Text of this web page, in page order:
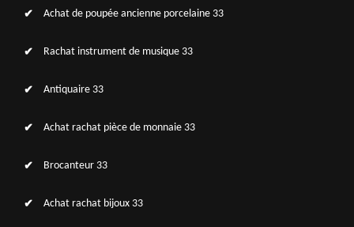
Achat de poupée ancienne porcelaine 33
Rachat instrument de musique 33
Antiquaire 33
Achat rachat pièce de monnaie 33
Brocanteur 33
Achat rachat bijoux 33